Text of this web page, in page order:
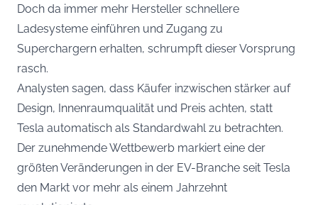
Doch da immer mehr Hersteller schnellere
Ladesysteme einführen und Zugang zu
Superchargern erhalten, schrumpft dieser Vorsprung
rasch.
Analysten sagen, dass Käufer inzwischen stärker auf
Design, Innenraumqualität und Preis achten, statt
Tesla automatisch als Standardwahl zu betrachten.
Der zunehmende Wettbewerb markiert eine der
größten Veränderungen in der EV-Branche seit Tesla
den Markt vor mehr als einem Jahrzehnt